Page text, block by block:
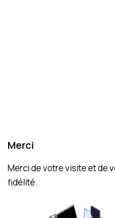
Merci
Merci de votre visite et de
fidélité.